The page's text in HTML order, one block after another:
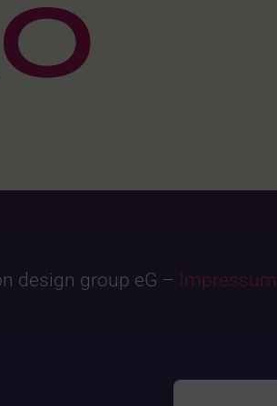
design group eG – Impressum